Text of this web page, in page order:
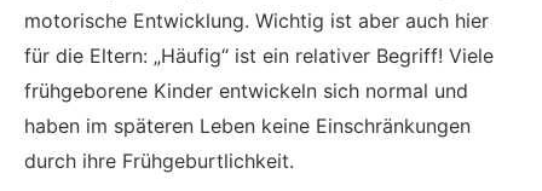
motorische Entwicklung. Wichtig ist aber auch hier
für die Eltern: „Häufig“ ist ein relativer Begriff! Viele
frühgeborene Kinder entwickeln sich normal und
haben im späteren Leben keine Einschränkungen
durch ihre Frühgeburtlichkeit.